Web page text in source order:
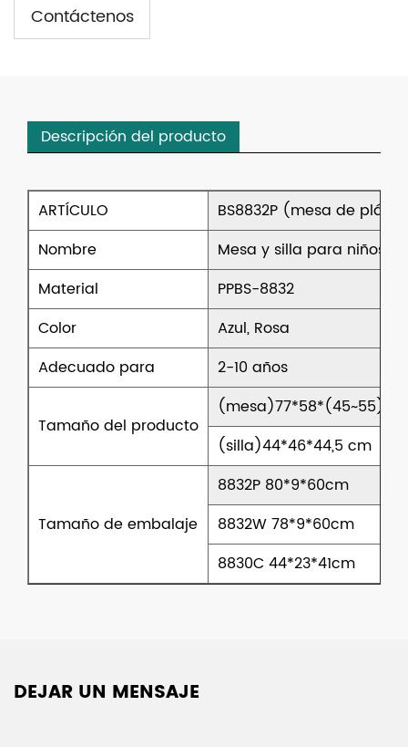
Contáctenos
Descripción del producto
ARTÍCULO
BS8832P (mesa de
Nombre
Mesa y silla para niños.
Material
PPBS-8832
Color
Azul, Rosa
Adecuado para
2-10 años
Tamaño del producto
(mesa)77*58*(45~55)cm
(silla)44*46*44,5 cm
Tamaño de embalaje
8832P 80*9*60cm
8832W 78*9*60cm
8830C 44*23*41cm
DEJAR UN MENSAJE